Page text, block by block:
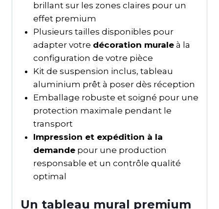
brillant sur les zones claires pour un
effet premium
Plusieurs tailles disponibles pour
adapter votre décoration muraleà la
configuration de votre pièce
Kit de suspension inclus, tableau
aluminium prêt à poser dès réception
Emballage robuste et soigné pour une
protection maximale pendant le
transport
Impression et expédition à la
demandepour une production
responsable et un contrôle qualité
optimal
Un tableau mural premium